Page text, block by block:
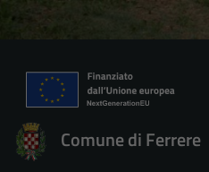
Comune di Ferrere